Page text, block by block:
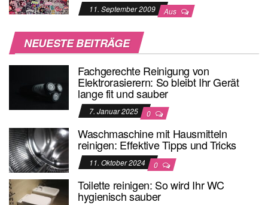
11. September 2009 Aus
NEUESTE BEITRÄGE
Fachgerechte Reinigung von
Elektrorasierern: So bleibt Ihr Gerät
lange fit und sauber
7. Januar 2025 0
Waschmaschine mit Hausmitteln
reinigen: Effektive Tipps und Tricks
11. Oktober 2024 0
Toilette reinigen: So wird Ihr WC
hygienisch sauber